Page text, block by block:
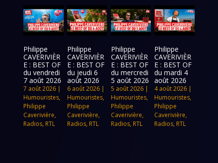
Philippe
CAVERIVIÈR
E : BEST OF
du vendredi
7 août 2026
7 août 2026 |
Humouristes,
Philippe
Caverivière,
Radios, RTL
Philippe
CAVERIVIÈR
E : BEST OF
du jeudi 6
août 2026
6 août 2026|
Humouristes,
Philippe
Caverivière,
Radios, RTL
Philippe
CAVERIVIÈR
E : BEST OF
du mercredi
5 août 2026
5 août 2026|
Humouristes,
Philippe
Caverivière,
Radios, RTL
Philippe
CAVERIVIÈR
E : BEST OF
du mardi 4
août 2026
4 août 2026 |
Humouristes,
Philippe
Caverivière,
Radios, RTL